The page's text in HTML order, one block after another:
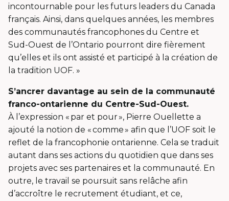
incontournable pour les futurs leaders du Canada
français. Ainsi, dans quelques années, les membres
des communautés francophones du Centre et
Sud-Ouest de l’Ontario pourront dire fièrement
qu’elles et ils ont assisté et participé à la création de
la tradition UOF. »
S’ancrer davantage au sein de la communauté
franco-ontarienne du Centre-Sud-Ouest.
À l’expression « par et pour », Pierre Ouellette a
ajouté la notion de « comme » afin que l’UOF soit le
reflet de la francophonie ontarienne. Cela se traduit
autant dans ses actions du quotidien que dans ses
projets avec ses partenaires et la communauté. En
outre, le travail se poursuit sans relâche afin
d’accroître le recrutement étudiant, et ce,